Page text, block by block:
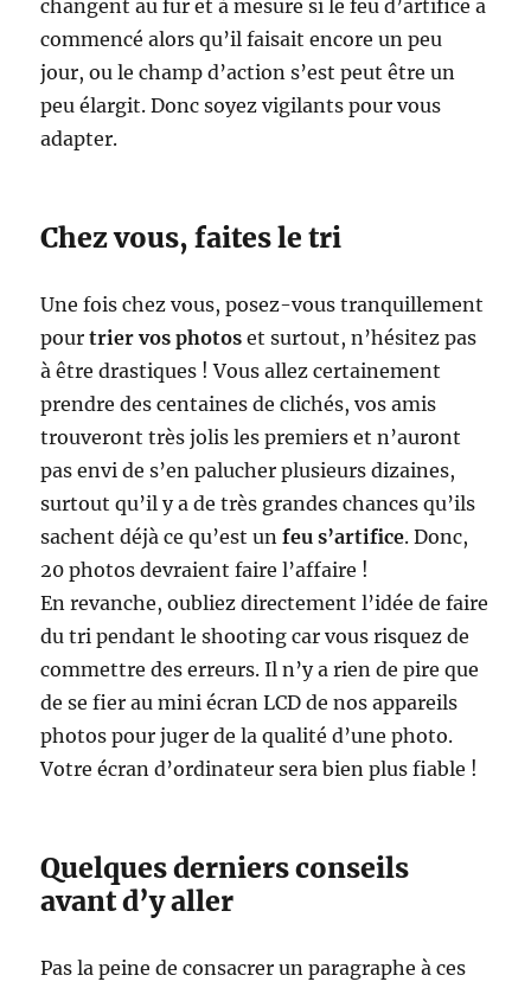
changent au fur et à mesure si le feu d’artifice a
commencé alors qu’il faisait encore un peu
jour, ou le champ d’action s’est peut être un
peu élargit. Donc soyez vigilants pour vous
adapter.
Chez vous, faites le tri
Une fois chez vous, posez-vous tranquillement
pourtrier vos photos et surtout, n’hésitez pas
à être drastiques ! Vous allez certainement
prendre des centaines de clichés, vos amis
trouveront très jolis les premiers et n’auront
pas envi de s’en palucher plusieurs dizaines,
surtout qu’il y a de très grandes chances qu’ils
sachent déjà ce qu’est un feu s’artifice. Donc,
20 photos devraient faire l’affaire !
En revanche, oubliez directement l’idée de faire
du tri pendant le shooting car vous risquez de
commettre des erreurs. Il n’y a rien de pire que
de se fier au mini écran LCD de nos appareils
photos pour juger de la qualité d’une photo.
Votre écran d’ordinateur sera bien plus fiable !
Quelques derniers conseils
avant d’y aller
Pas la peine de consacrer un paragraphe à ces